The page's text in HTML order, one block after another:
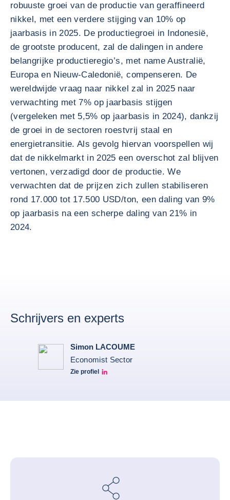
robuuste groei van de productie van geraffineerd
nikkel, met een verdere stijging van 10% op
jaarbasis in 2025. De productiegroei in Indonesië,
de grootste producent, zal de dalingen in andere
belangrijke productieregio’s, met name Australië,
Europa en Nieuw-Caledonië, compenseren. De
wereldwijde vraag naar nikkel zal in 2025 naar
verwachting met 7% op jaarbasis stijgen
(vergeleken met 5,5% op jaarbasis in 2024), dankzij
de groei in de sectoren roestvrij staal en
energietransitie. Als gevolg hiervan voorspellen wij
dat de nikkelmarkt in 2025 een overschot zal blijven
vertonen, verzadigd door de productie. We
verwachten dat de prijzen zich zullen stabiliseren
rond 17.000 tot 17.500 USD/ton, een daling van 9%
op jaarbasis na een scherpe daling van 21% in
2024.
Schrijvers en experts
Simon LACOUME
Economist Sector
Zie profiel
Simon Lacoume linkedin